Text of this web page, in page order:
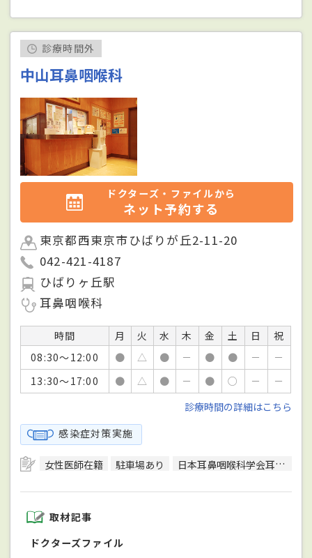
診療時間外
中山耳鼻咽喉科
ドクターズ・ファイルから
ネット予約する
東京都西東京市ひばりが丘2-11-20
042-421-4187
ひばりヶ丘駅
耳鼻咽喉科
時間 月 火 水 木 金 土 日
祝
08:30～12:00
● △ ● － ● ● －
－
13:30～17:00
● △ ● － ● ○ －
－
診療時間の詳細はこちら
感染症対策実施
女性医師在籍 駐車場あり 日本耳鼻咽喉科学会耳鼻咽喉科専門医
取材記事
ドクターズファイル